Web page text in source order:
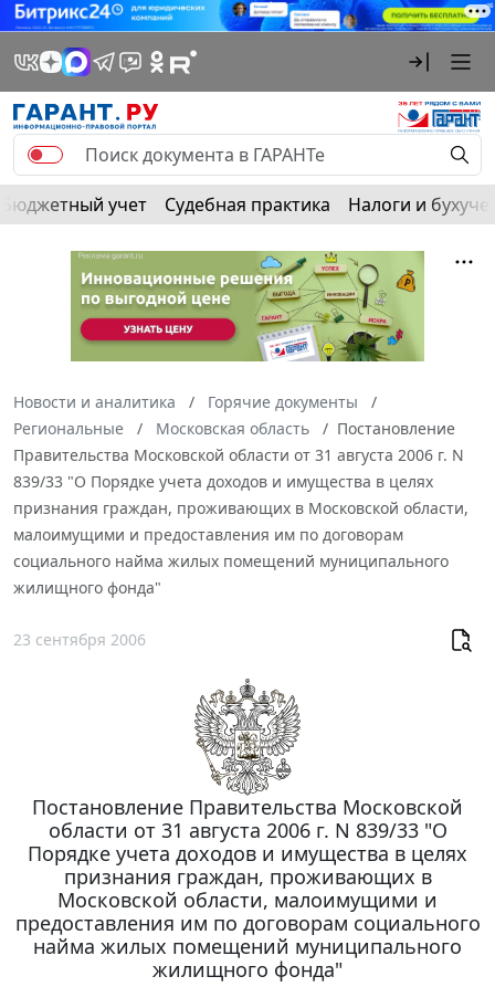
Бюджетный учет Судебная практика Налоги и
Новости и аналитика
Горячие документы
Региональные
Московская область
Постановление
Правительства Московской области от 31 августа 2006 г. N
839/33 "О Порядке учета доходов и имущества в целях
признания граждан, проживающих в Московской области,
малоимущими и предоставления им по договорам
социального найма жилых помещений муниципального
жилищного фонда"
23 сентября 2006
Постановление Правительства Московской
области от 31 августа 2006 г. N 839/33 "О
Порядке учета доходов и имущества в целях
признания граждан, проживающих в
Московской области, малоимущими и
предоставления им по договорам социального
найма жилых помещений муниципального
жилищного фонда"